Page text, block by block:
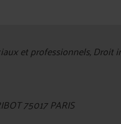
et professionnels, Droit
75017 PARIS